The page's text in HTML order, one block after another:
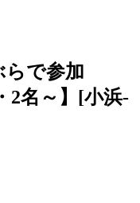
らで参加
2名～】[小浜-